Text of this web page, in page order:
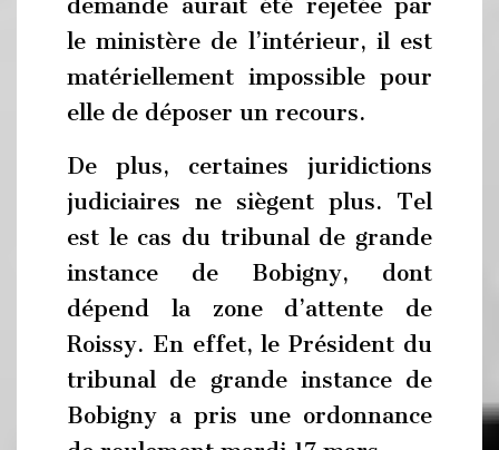
demande aurait été rejetée par
le ministère de l’intérieur, il est
matériellement impossible pour
elle de déposer un recours.
De plus, certaines juridictions
judiciaires ne siègent plus. Tel
est le cas du tribunal de grande
instance de Bobigny, dont
dépend la zone d’attente de
Roissy. En effet, le Président du
tribunal de grande instance de
Bobigny a pris une ordonnance